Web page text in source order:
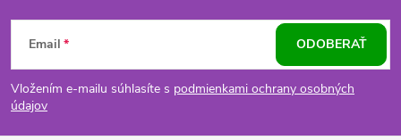
Z
á
p
Email
Vložením e-mailu súhlasíte s podmienkami ochrany osobných
údajov
ODOBERAŤ